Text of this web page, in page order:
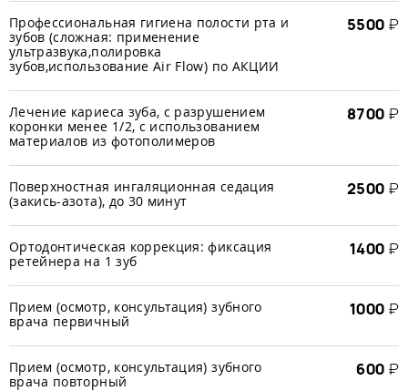
Профессиональная гигиена полости рта и
зубов (сложная: применение
ультразвука,полировка
зубов,использование Air Flow) по АКЦИИ
5500 ₽
Лечение кариеса зуба, с разрушением
коронки менее 1/2, с использованием
материалов из фотополимеров
8700 ₽
Поверхностная ингаляционная седация
(закись-азота), до 30 минут
2500 ₽
Ортодонтическая коррекция: фиксация
ретейнера на 1 зуб
1400 ₽
Прием (осмотр, консультация) зубного
врача первичный
1000 ₽
Прием (осмотр, консультация) зубного
врача повторный
600 ₽